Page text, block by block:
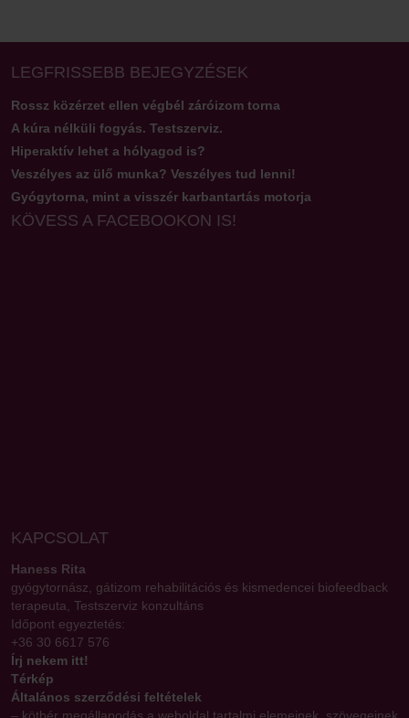
LEGFRISSEBB BEJEGYZÉSEK
Rossz közérzet ellen végbél záróizom torna
A kúra nélküli fogyás. Testszerviz.
Hiperaktív lehet a hólyagod is?
Veszélyes az ülő munka? Veszélyes tud lenni!
Gyógytorna, mint a visszér karbantartás motorja
KÖVESS A FACEBOOKON IS!
KAPCSOLAT
Haness Rita
gyógytornász, gátizom rehabilitációs és kismedencei biofeedback
terapeuta, Testszerviz konzultáns
Időpont egyeztetés:
+36 30 6617 576
Írj nekem itt!
Térkép
Általános szerződési feltételek
– kötbér megállapodás a weboldal tartalmi elemeinek, szövegeinek